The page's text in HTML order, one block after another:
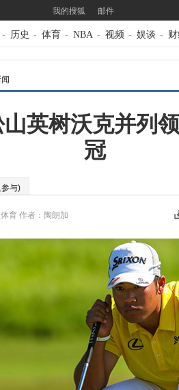
我的搜狐 邮件
- 历史 - 体育 - NBA - 视频 - 娱谈 -
英树沃克并列
冠
参与)
育 作者：陶朗加